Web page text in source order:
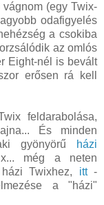
(egy Twix-
odafigyelés
a csokiba
az omlós
Eight-nél is bevált
erősen rá kell
feldarabolása,
És minden
gyönyörű
házi
még a neten
Twixhez, itt-
a "házi"